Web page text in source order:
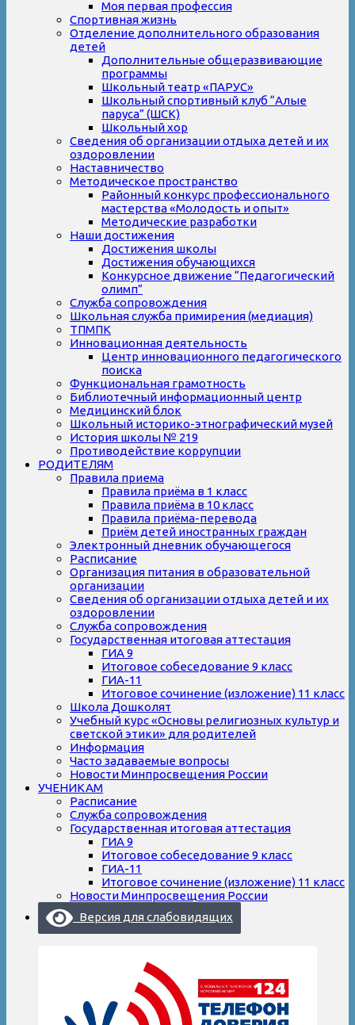
Моя первая профессия
Спортивная жизнь
Отделение дополнительного образования
детей
Дополнительные общеразвивающие
программы
Школьный театр «ПАРУС»
Школьный спортивный клуб “Алые
паруса” (ШСК)
Школьный хор
Сведения об организации отдыха детей и их
оздоровлении
Наставничество
Методическое пространство
Районный конкурс профессионального
мастерства «Молодость и опыт»
Методические разработки
Наши достижения
Достижения школы
Достижения обучающихся
Конкурсное движение “Педагогический
олимп”
Служба сопровождения
Школьная служба примирения (медиация)
ТПМПК
Инновационная деятельность
Центр инновационного педагогического
поиска
Функциональная грамотность
Библиотечный информационный центр
Медицинский блок
Школьный историко-этнографический музей
История школы № 219
Противодействие коррупции
РОДИТЕЛЯМ
Правила приема
Правила приёма в 1 класс
Правила приёма в 10 класс
Правила приёма-перевода
Приём детей иностранных граждан
Электронный дневник обучающегося
Расписание
Организация питания в образовательной
организации
Сведения об организации отдыха детей и их
оздоровлении
Служба сопровождения
Государственная итоговая аттестация
ГИА 9
Итоговое собеседование 9 класс
ГИА-11
Итоговое сочинение (изложение) 11 класс
Школа Дошколят
Учебный курс «Основы религиозных культур и
светской этики» для родителей
Информация
Часто задаваемые вопросы
Новости Минпросвещения России
УЧЕНИКАМ
Расписание
Служба сопровождения
Государственная итоговая аттестация
ГИА 9
Итоговое собеседование 9 класс
ГИА-11
Итоговое сочинение (изложение) 11 класс
Новости Минпросвещения России
Версия для слабовидящих